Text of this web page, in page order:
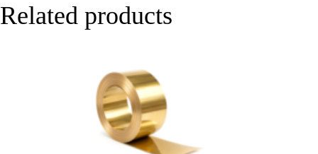
Related products